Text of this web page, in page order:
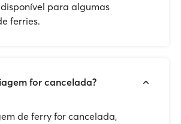
disponível para algumas
ferries.
for cancelada?
de ferry for cancelada,